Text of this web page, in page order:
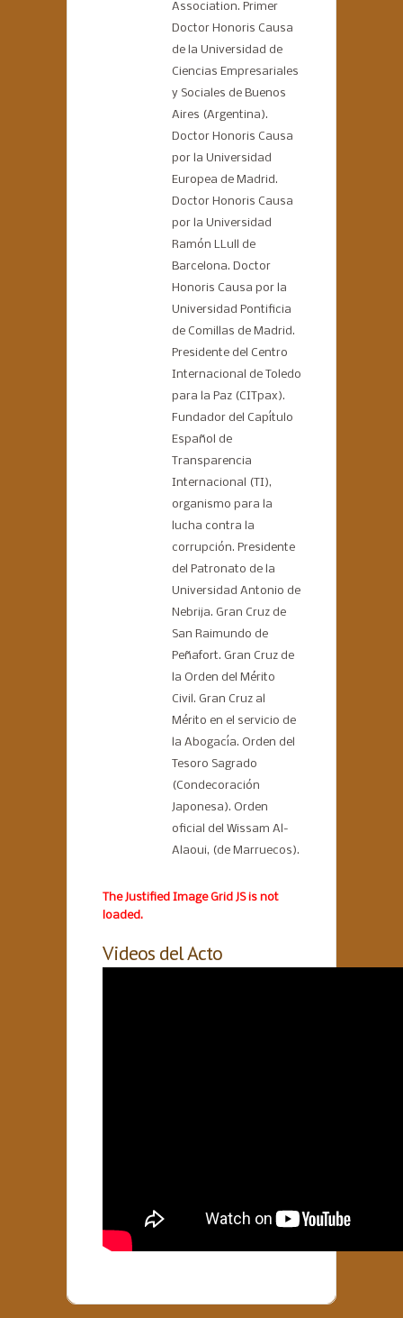
Association. Primer
Doctor Honoris Causa
de la Universidad de
Ciencias Empresariales
y Sociales de Buenos
Aires (Argentina).
Doctor Honoris Causa
por la Universidad
Europea de Madrid.
Doctor Honoris Causa
por la Universidad
Ramón LLull de
Barcelona. Doctor
Honoris Causa por la
Universidad Pontificia
de Comillas de Madrid.
Presidente del Centro
Internacional de Toledo
para la Paz (CITpax).
Fundador del Capítulo
Español de
Transparencia
Internacional (TI),
organismo para la
lucha contra la
corrupción. Presidente
del Patronato de la
Universidad Antonio de
Nebrija. Gran Cruz de
San Raimundo de
Peñafort. Gran Cruz de
la Orden del Mérito
Civil. Gran Cruz al
Mérito en el servicio de
la Abogacía. Orden del
Tesoro Sagrado
(Condecoración
Japonesa). Orden
oficial del Wissam Al-
Alaoui, (de Marruecos).
The Justified Image Grid JS is not
loaded.
Videos del Acto